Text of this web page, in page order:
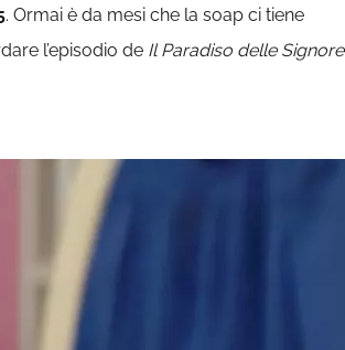
. Ormai è da mesi che la soap ci tiene
l’episodio de Il Paradiso delle Signore